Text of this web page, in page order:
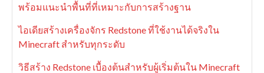
พร้อมแนะนำพื้นที่ที่เหมาะกับการสร้างฐาน
ไอเดียสร้างเครื่องจักร Redstone ที่ใช้งานได้จริงใน
Minecraft สำหรับทุกระดับ
วิธีสร้าง Redstone เบื้องต้นสำหรับผู้เริ่มต้นใน Minecraft